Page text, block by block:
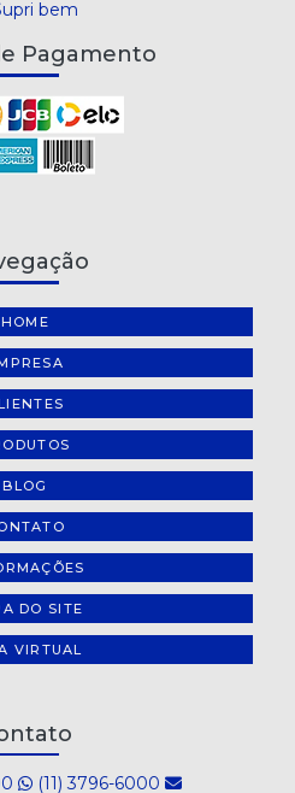
Pagamento
HOME
BLOG
DO SITE
VIRTUAL
(11) 3796-6000